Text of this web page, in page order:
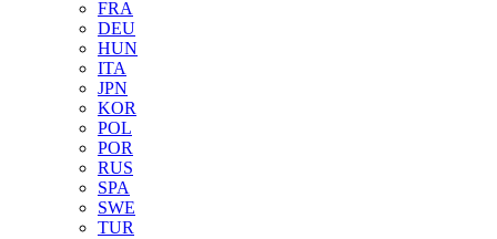
FRA
DEU
HUN
ITA
JPN
KOR
POL
POR
RUS
SPA
SWE
TUR